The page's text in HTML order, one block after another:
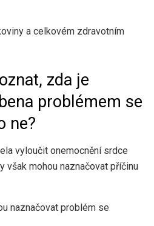
a celkovém zdravotním
zda je
problémem se
ne?
vyloučit onemocnění srdce
však mohou naznačovat příčinu
naznačovat problém se